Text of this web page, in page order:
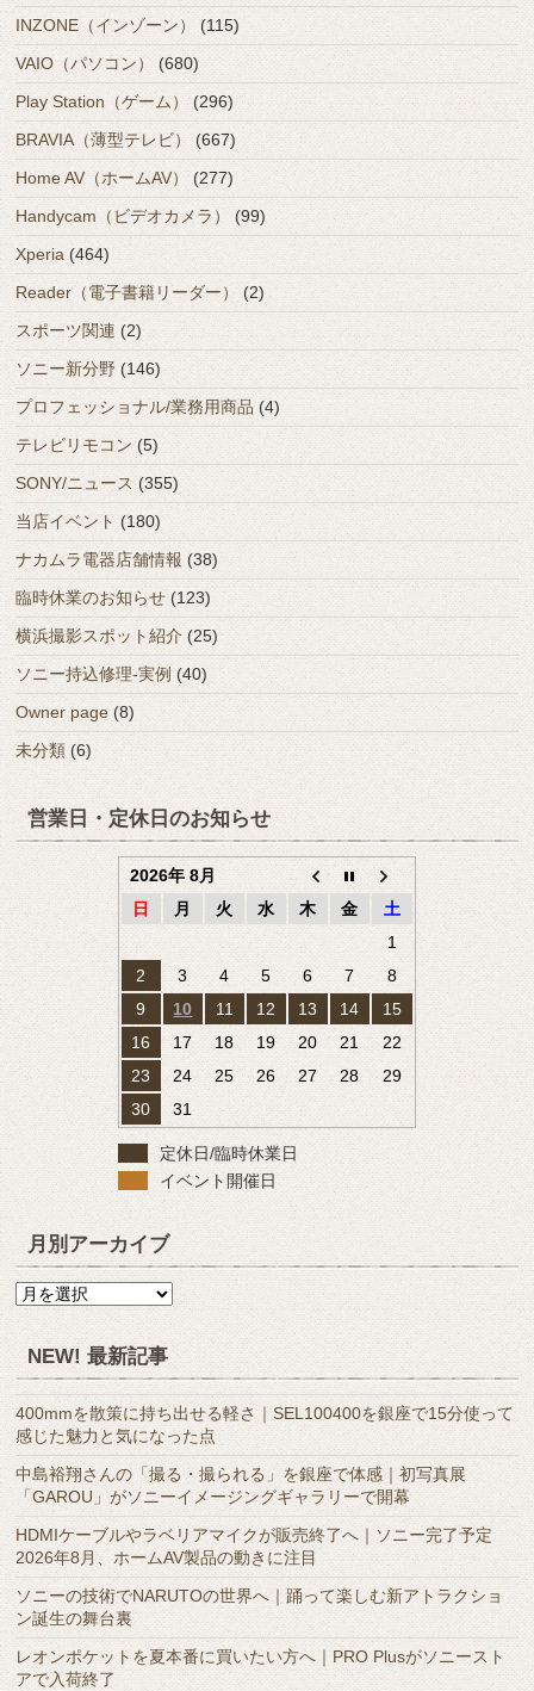
INZONE（インゾーン）
(115)
VAIO（パソコン）
(680)
Play Station（ゲーム）(296)
BRAVIA（薄型テレビ）
(667)
Home AV（ホームAV）
(277)
Handycam（ビデオカメラ）
(99)
Xperia (464)
Reader（電子書籍リーダー）
(2)
スポーツ関連 (2)
ソニー新分野 (146)
プロフェッショナル/業務用商品 (4)
テレビリモコン (5)
SONY/ニュース (355)
当店イベント (180)
ナカムラ電器店舗情報 (38)
臨時休業のお知らせ (123)
横浜撮影スポット紹介 (25)
ソニー持込修理-実例 (40)
Owner page (8)
未分類 (6)
営業日・定休日のお知らせ
2026年 8月
日
月 火 水 木 金
土
1
2
3 4 5 6 7
8
9
10 11 12 13 14
15
16
17 18 19 20 21
22
23
24 25 26 27 28
29
30
31
定休日/臨時休業日
イベント開催日
月別アーカイブ
月
ー
カ
イ
ブ
NEW! 最新記事
400mmを散策に持ち出せる軽さ｜SEL100400を銀座で15分使って
感じた魅力と気になった点
中島裕翔さんの「撮る・撮られる」を銀座で体感｜初写真展
「GAROU」がソニーイメージングギャラリーで開幕
HDMIケーブルやラベリアマイクが販売終了へ｜ソニー完了予定
2026年8月、ホームAV製品の動きに注目
ソニーの技術でNARUTOの世界へ｜踊って楽しむ新アトラクショ
ン誕生の舞台裏
レオンポケットを夏本番に買いたい方へ｜PRO Plusがソニースト
アで入荷終了